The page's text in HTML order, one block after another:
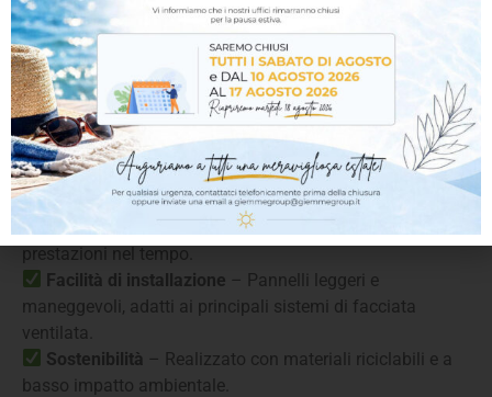
Vantaggi del prodotto:
Alto isolamento termico– Riduce le dispersioni di
calore, migliorando l’efficienza energetica dell’edificio.
Eccellente isolamento acustico– Attenua i rumori
esterni, garantendo un ambiente più silenzioso e
confortevole.
Resistenza all’umidità– Il trattamento idrorepellente
impedisce l’assorbimento d’acqua, mantenendo le
prestazioni nel tempo.
Facilità di installazione – Pannelli leggeri e
maneggevoli, adatti ai principali sistemi di facciata
ventilata.
Sostenibilità – Realizzato con materiali riciclabili e a
basso impatto ambientale.